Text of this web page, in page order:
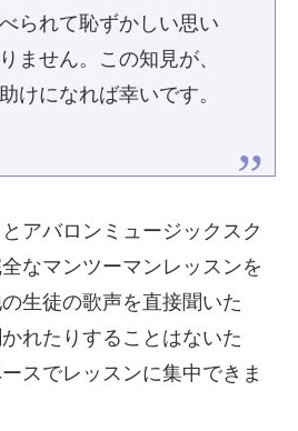
られて恥ずかしい思い
ません。この知見が、
けになれば幸いです。
アバロンミュージックスク
なマンツーマンレッスンを
生徒の歌声を直接聞いた
れたりすることはないた
スでレッスンに集中できま